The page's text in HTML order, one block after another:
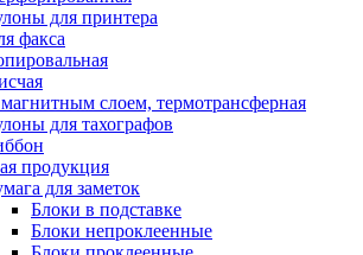
для принтера
факса
слоем, термотрансферная
для тахографов
продукция
для заметок
Блоки в подставке
Блоки непроклеенные